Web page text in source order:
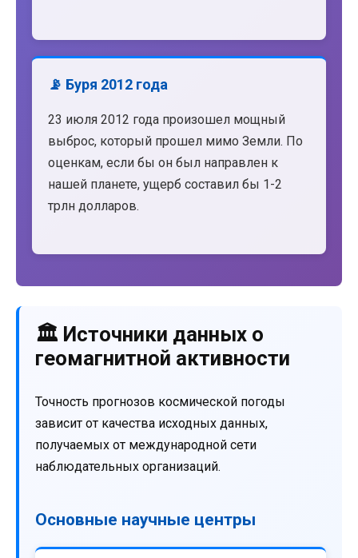
📡 Буря 2012 года
23 июля 2012 года произошел мощный
выброс, который прошел мимо Земли. По
оценкам, если бы он был направлен к
нашей планете, ущерб составил бы 1-2
трлн долларов.
🏛️ Источники данных о
геомагнитной активности
Точность прогнозов космической погоды
зависит от качества исходных данных,
получаемых от международной сети
наблюдательных организаций.
Основные научные центры